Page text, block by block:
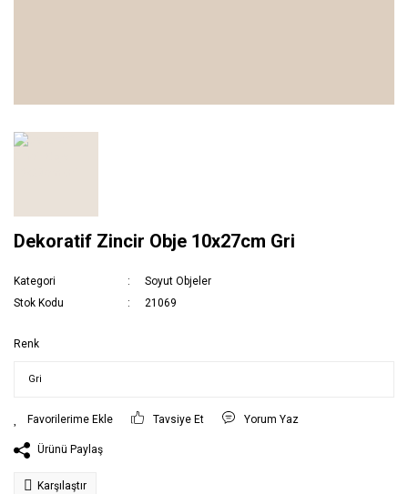
Dekoratif Zincir Obje 10x27cm Gri
Kategori
Soyut Objeler
Stok Kodu
21069
Renk
Tavsiye Et Yorum Yaz
Ürünü Paylaş
Karşılaştır